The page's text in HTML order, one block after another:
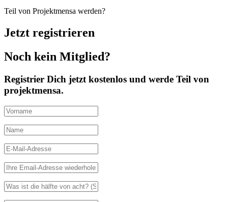
Teil von Projektmensa werden?
Jetzt registrieren
Noch kein Mitglied?
Registrier Dich jetzt kostenlos und werde Teil von
projektmensa.